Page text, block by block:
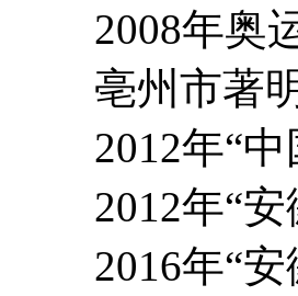
2008年奥运
亳州市著
2012年“中
2012年“安
2016年“安